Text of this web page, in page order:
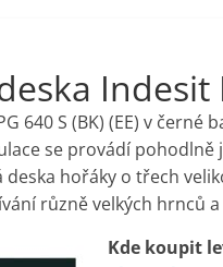
Indesit
640 S (BK) (EE) v
se provádí
deska hořáky o třech
různě velkých hrnců a
Kde koupit